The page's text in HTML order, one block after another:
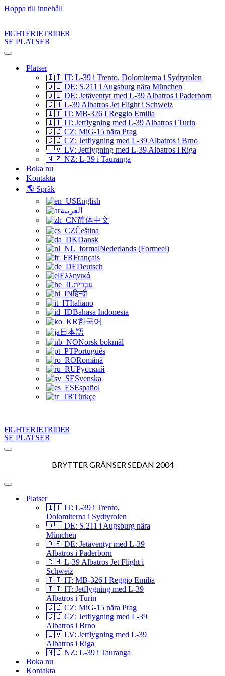
Hoppa till innehåll
FIGHTER JET RIDER
SE PLATSER
Navigeringsmeny
Platser
🇮🇹 IT: L-39 i Trento, Dolomiterna i Sydtyrolen
🇩🇪 DE: S.211 i Augsburg nära München
🇩🇪 DE: Jetäventyr med L-39 Albatros i Paderborn
🇨🇭 L-39 Albatros Jet Flight i Schweiz
🇮🇹 IT: MB-326 I Reggio Emilia
🇮🇹 IT: Jetflygning med L-39 Albatros i Turin
🇨🇿 CZ: MiG-15 nära Prag
🇨🇿 CZ: Jetflygning med L-39 Albatros i Brno
🇱🇻 LV: Jetflygning med L-39 Albatros i Riga
🇳🇿 NZ: L-39 i Tauranga
Boka nu
Kontakta
🌎 Språk
English
العربية
简体中文
Čeština
Dansk
Nederlands (Formeel)
Français
Deutsch
Ελληνικά
עִבְרִית
हिन्दी
Italiano
Bahasa Indonesia
한국어
日本語
Norsk bokmål
Português
Română
Русский
Svenska
Español
Türkçe
FIGHTER JET RIDER
SE PLATSER
Navigeringsmeny
BRYTTER GRÄNSER SEDAN 2004
Navigeringsmeny
Platser
🇮🇹 IT: L-39 i Trento,
Dolomiterna i Sydtyrolen
🇩🇪 DE: S.211 i Augsburg nära
München
🇩🇪 DE: Jetäventyr med L-39
Albatros i Paderborn
🇨🇭 L-39 Albatros Jet Flight i
Schweiz
🇮🇹 IT: MB-326 I Reggio Emilia
🇮🇹 IT: Jetflygning med L-39
Albatros i Turin
🇨🇿 CZ: MiG-15 nära Prag
🇨🇿 CZ: Jetflygning med L-39
Albatros i Brno
🇱🇻 LV: Jetflygning med L-39
Albatros i Riga
🇳🇿 NZ: L-39 i Tauranga
Boka nu
Kontakta